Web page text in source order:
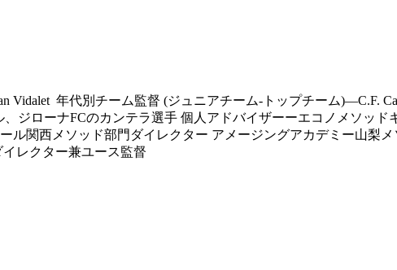
Vidalet 年代別チーム監督 (ジュニアチーム-トップチーム)―C.F.
ジローナFCのカンテラ選手 個人アドバイザーーエコノメソッド
ル関西メソッド部門ダイレクター アメージングアカデミー山梨メ
レクター兼ユース監督